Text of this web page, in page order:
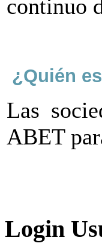
continuo
¿Quién
Las
ABET
Login